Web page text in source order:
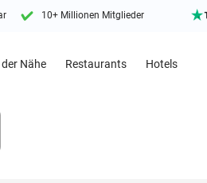
10+ Millionen Mitglieder
der Nähe Restaurants Hotels